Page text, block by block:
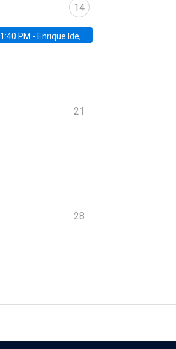
14
1:40 PM - Enrique Ide, IESE
21
28